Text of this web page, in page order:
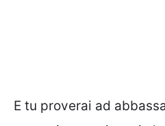
E tu proverai ad